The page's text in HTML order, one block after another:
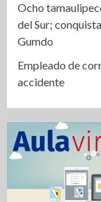
Ocho
del Sur;
Gumdo
Empleado de
accidente